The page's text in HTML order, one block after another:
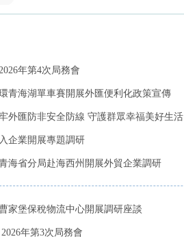
年第4次局務會
青海湖單車賽開展外匯便利化政策宣傳
外匯防非安全防線 守護群眾幸福美好生活
企業開展專題調研
海省分局赴海西州開展外貿企業調研
家堡保稅物流中心開展調研座談
年第3次局務會